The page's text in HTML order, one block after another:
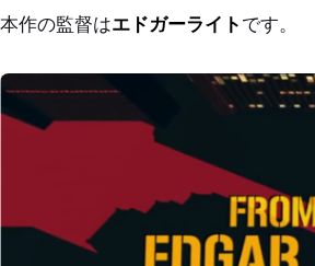
本作の監督はエドガーライト です。